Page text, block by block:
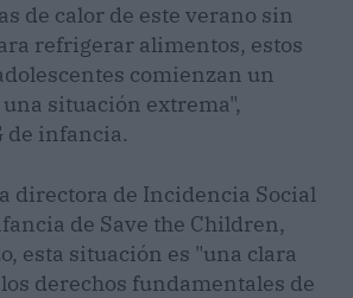
de calor de este verano sin
refrigerar alimentos, estos
comienzan un
situación extrema",
de infancia.
directora de Incidencia Social
de Save the Children,
esta situación es "una clara
derechos fundamentales de